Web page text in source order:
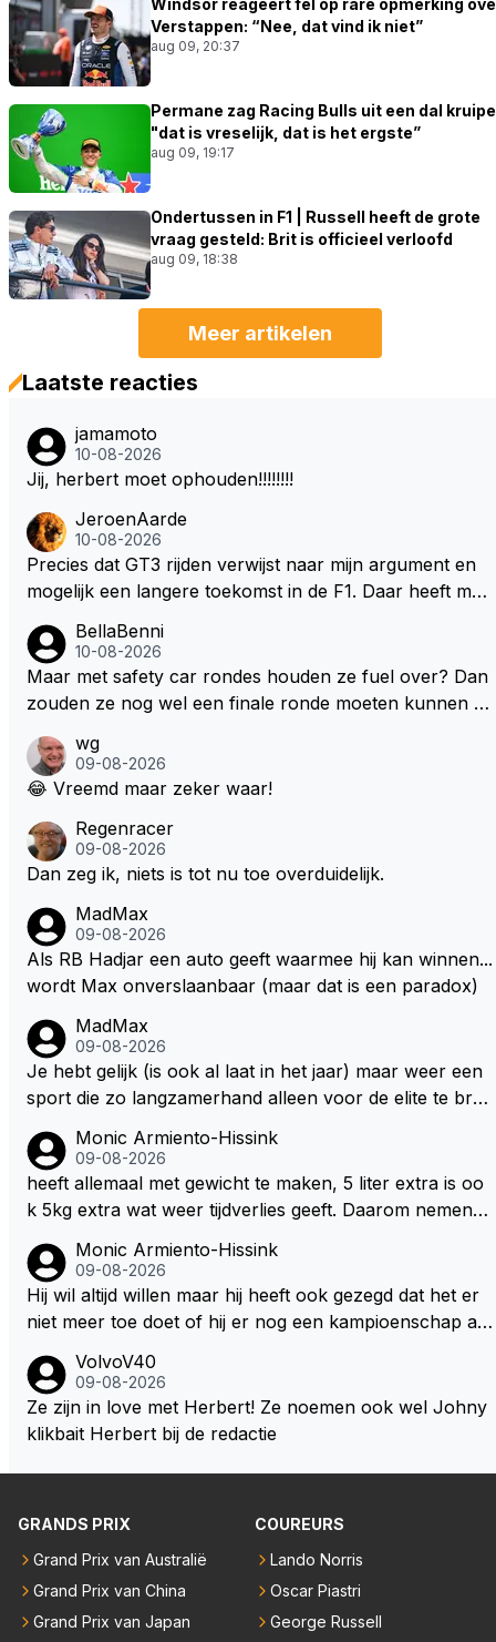
Windsor reageert fel op rare opmerking
Verstappen: “Nee, dat vind ik niet”
aug 09, 20:37
Permane zag Racing Bulls uit een dal
"dat is vreselijk, dat is het ergste”
aug 09, 19:17
Ondertussen in F1 | Russell heeft de grote
vraag gesteld: Brit is officieel verloofd
aug 09, 18:38
Meer artikelen
Laatste reacties
jamamoto
10-08-2026
Jij, herbert moet ophouden!!!!!!!!
JeroenAarde
10-08-2026
Precies dat GT3 rijden verwijst naar mijn argument en
mogelijk een langere toekomst in de F1. Daar heeft men
ng was. Dit zou in de F1 bij elke race moeten zijn. Stel d
e auto's worden zoals ik omschreef en Max kan helem
aal los gaan met zijn talenten, dan zie ik hem nog lange
kontrakt.
BellaBenni
10-08-2026
Maar met safety car rondes houden ze fuel over? Dan
zouden ze nog wel een finale ronde moeten kunnen rij
wg
09-08-2026
😂 Vreemd maar zeker waar!
Regenracer
09-08-2026
Dan zeg ik, niets is tot nu toe overduidelijk.
MadMax
09-08-2026
Als RB Hadjar een auto geeft waarmee hij kan winnen...
wordt Max onverslaanbaar (maar dat is een paradox)
MadMax
09-08-2026
Je hebt gelijk (is ook al laat in het jaar) maar weer een
sport die zo langzamerhand alleen voor de elite te brei
Monic Armiento-Hissink
09-08-2026
heeft allemaal met gewicht te maken, 5 liter extra is oo
k 5kg extra wat weer tijdverlies geeft. Daarom nemen v
is extra gewicht plus na 15 minuten is het hete thee ge
worden.
Monic Armiento-Hissink
09-08-2026
Hij wil altijd willen maar hij heeft ook gezegd dat het er
niet meer toe doet of hij er nog een kampioenschap aa
ij al, dat zal zijn leven niet veranderen. Hij wil in de eers
te plaats races winnen met de eigen motor van RB. Dat
zijn zijn eigen uitspraken in een van de talking bull pod
VolvoV40
09-08-2026
Ze zijn in love met Herbert! Ze noemen ook wel Johny
klikbait Herbert bij de redactie
GRANDS PRIX
Grand Prix van Australië
Grand Prix van China
Grand Prix van Japan
COUREURS
Lando Norris
Oscar Piastri
George Russell